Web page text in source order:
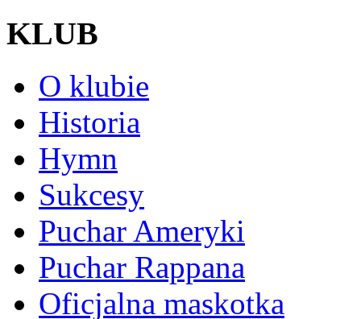
KLUB
O klubie
Historia
Hymn
Sukcesy
Puchar Ameryki
Puchar Rappana
Oficjalna maskotka